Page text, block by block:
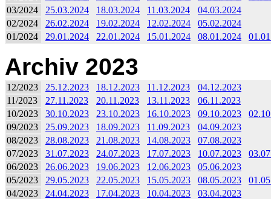
03/2024
25.03.2024 18.03.2024 11.03.2024
04.03.2024
02/2024
26.02.2024 19.02.2024 12.02.2024
05.02.2024
01/2024
29.01.2024 22.01.2024 15.01.2024 08.01.2024
Archiv 2023
12/2023 25.12.2023 18.12.2023 11.12.2023
04.12.2023
11/2023
27.11.2023 20.11.2023 13.11.2023
06.11.2023
10/2023
30.10.2023 23.10.2023 16.10.2023 09.10.2023
09/2023
25.09.2023 18.09.2023 11.09.2023
04.09.2023
08/2023
28.08.2023 21.08.2023 14.08.2023
07.08.2023
07/2023
31.07.2023 24.07.2023 17.07.2023 10.07.2023
06/2023
26.06.2023 19.06.2023 12.06.2023
05.06.2023
05/2023
29.05.2023 22.05.2023 15.05.2023 08.05.2023
04/2023
24.04.2023 17.04.2023 10.04.2023
03.04.2023